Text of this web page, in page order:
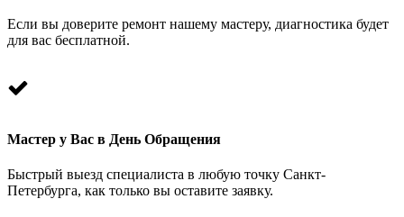
Если вы доверите ремонт нашему мастеру, диагностика будет
для вас бесплатной.
Мастер у Вас в День Обращения
Быстрый выезд специалиста в любую точку Санкт-
Петербурга, как только вы оставите заявку.